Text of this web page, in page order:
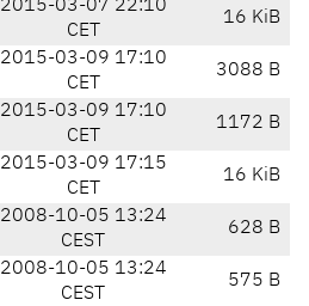
2015-03-07 22:10
CET
16 KiB
2015-03-09 17:10
CET
3088 B
2015-03-09 17:10
CET
1172 B
2015-03-09 17:15
CET
16 KiB
2008-10-05 13:24
CEST
628 B
2008-10-05 13:24
CEST
575 B